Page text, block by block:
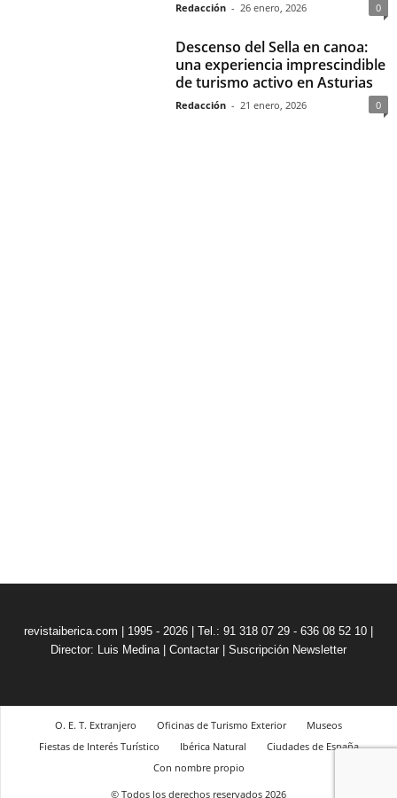
Redacción - 26 enero, 2026 0
Descenso del Sella en canoa:
una experiencia imprescindible
de turismo activo en Asturias
Redacción - 21 enero, 2026 0
revistaiberica.com | 1995 - 2026 | Tel.: 91 318 07 29 - 636 08 52 10 |
Director: Luis Medina| Contactar Suscripción Newsletter
O. E. T. Extranjero Oficinas de Turismo Exterior
Museos
Fiestas de Interés Turístico
Ibérica Natural
Ciudades de España
Con nombre propio
© Todos los derechos reservados 2026